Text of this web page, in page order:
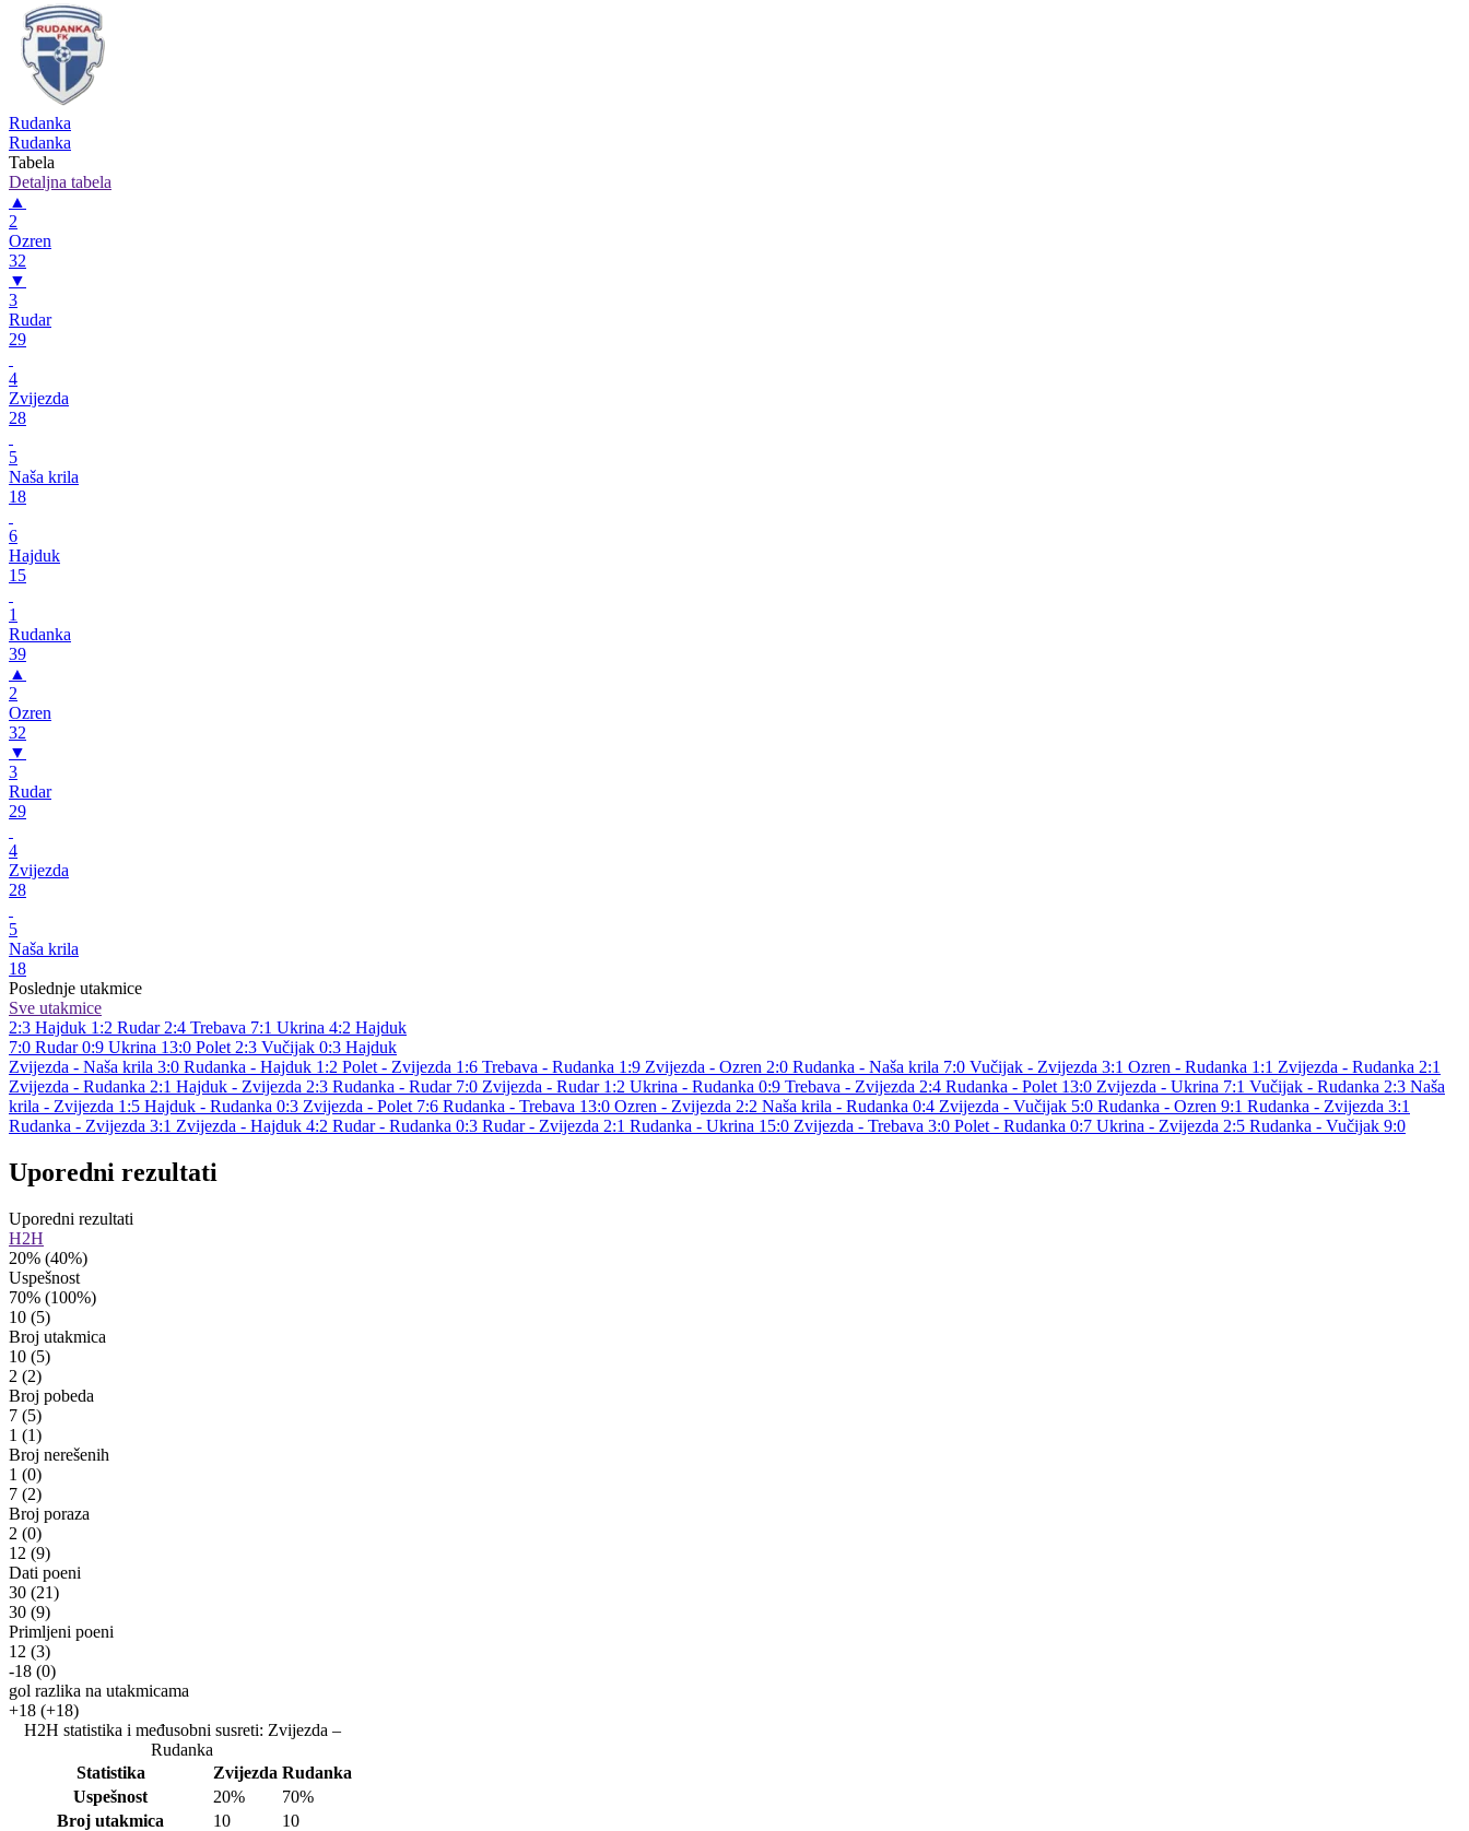
Rudanka
Rudanka
Tabela
Detaljna tabela
▲
2
Ozren
32
▼
3
Rudar
29
4
Zvijezda
28
5
Naša krila
18
6
Hajduk
15
1
Rudanka
39
▲
2
Ozren
32
▼
3
Rudar
29
4
Zvijezda
28
5
Naša krila
18
Poslednje utakmice
Sve utakmice
2:3 Hajduk 1:2 Rudar 2:4 Trebava 7:1 Ukrina 4:2 Hajduk
7:0 Rudar0:9 Ukrina 13:0 Polet 2:3 Vučijak 0:3 Hajduk
Zvijezda - Naša krila 3:0 Rudanka - Hajduk 1:2 Polet - Zvijezda 1:6 Trebava - Rudanka 1:9 Zvijezda - Ozren 2:0 Rudanka - Naša krila 7:0 Vučijak - Zvijezda 3:1 Ozren - Rudanka 1:1 Zvijezda - Rudanka 2:1
Zvijezda - Rudanka 2:1 Hajduk - Zvijezda 2:3 Rudanka - Rudar 7:0 Zvijezda - Rudar 1:2 Ukrina - Rudanka 0:9 Trebava - Zvijezda 2:4 Rudanka - Polet 13:0 Zvijezda - Ukrina 7:1 Vučijak - Rudanka 2:3 Naša
krila - Zvijezda 1:5 Hajduk - Rudanka 0:3 Zvijezda - Polet 7:6 Rudanka - Trebava 13:0 Ozren - Zvijezda 2:2 Naša krila - Rudanka 0:4 Zvijezda - Vučijak 5:0 Rudanka - Ozren 9:1 Rudanka - Zvijezda 3:1
Rudanka - Zvijezda 3:1 Zvijezda - Hajduk 4:2 Rudar - Rudanka 0:3 Rudar - Zvijezda 2:1 Rudanka - Ukrina 15:0 Zvijezda - Trebava 3:0 Polet - Rudanka 0:7 Ukrina - Zvijezda 2:5 Rudanka - Vučijak 9:0
Uporedni rezultati
Uporedni rezultati
H2H
20% (40%)
Uspešnost
70% (100%)
10 (5)
Broj utakmica
10 (5)
2 (2)
Broj pobeda
7 (5)
1 (1)
Broj nerešenih
1 (0)
7 (2)
Broj poraza
2 (0)
12 (9)
Dati poeni
30 (21)
30 (9)
Primljeni poeni
12 (3)
-18 (0)
gol razlika na utakmicama
+18 (+18)
H2H statistika i međusobni susreti: Zvijezda –
Rudanka
Statistika
Zvijezda Rudanka
Uspešnost
20%
70%
Broj utakmica
10 10